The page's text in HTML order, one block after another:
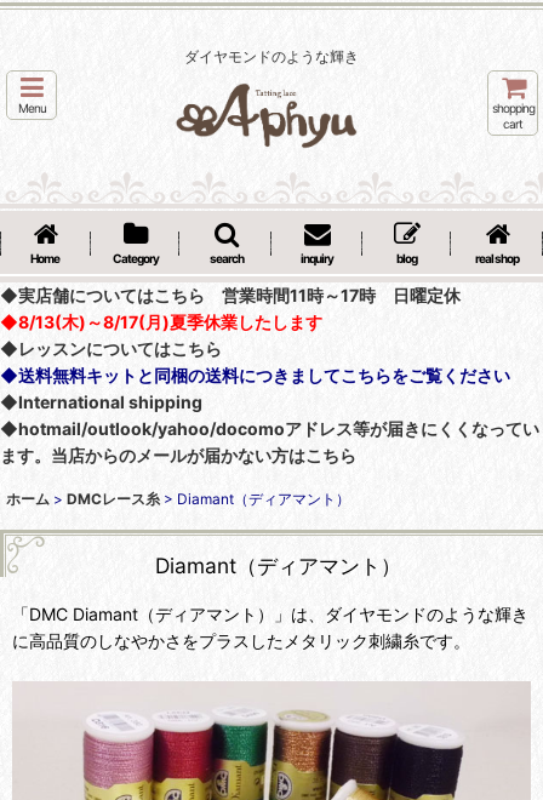
ダイヤモンドのような輝き
Menu
shopping
cart
Home Category search inquiry blog real shop
◆実店舗についてはこちら 営業時間11時～17時 日曜定休
◆8/13(木)～8/17(月)夏季休業したします
◆レッスンについてはこちら
◆送料無料キットと同梱の送料につきましてこちらをご覧ください
◆International shipping
◆hotmail/outlook/yahoo/docomoアドレス等が届きにくくなってい
ます。当店からのメールが届かない方はこちら
ホーム > DMCレース糸 > Diamant（ディアマント）
Diamant（ディアマント）
「DMC Diamant（ディアマント）」は、ダイヤモンドのような輝き
に高品質のしなやかさをプラスしたメタリック刺繍糸です。